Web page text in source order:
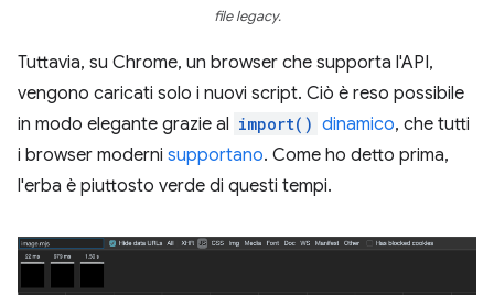
file legacy.
Tuttavia, su Chrome, un browser che supporta l'API,
vengono caricati solo i nuovi script. Ciò è reso possibile
in modo elegante grazie al import() dinamico, che tutti
i browser moderni supportano. Come ho detto prima,
l'erba è piuttosto verde di questi tempi.